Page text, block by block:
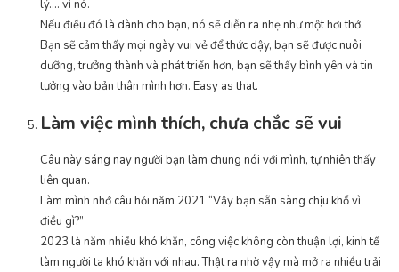
lý…. vì nó.
Nếu điều đó là dành cho bạn, nó sẽ diễn ra nhẹ như một hơi thở.
Bạn sẽ cảm thấy mọi ngày vui vẻ để thức dậy, bạn sẽ được nuôi
dưỡng, trưởng thành và phát triển hơn, bạn sẽ thấy bình yên và tin
tưởng vào bản thân mình hơn. Easy as that.
Làm việc mình thích, chưa chắc sẽ vui
Câu này sáng nay người bạn làm chung nói với mình, tự nhiên thấy
liên quan.
Làm mình nhớ câu hỏi năm 2021 “Vậy bạn sẵn sàng chịu khổ vì
điều gì?”
2023 là năm nhiều khó khăn, công việc không còn thuận lợi, kinh tế
làm người ta khó khăn với nhau. Thật ra nhờ vậy mà mở ra nhiều trải